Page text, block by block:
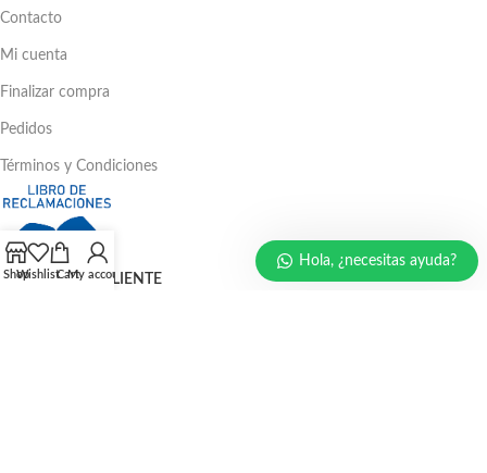
Contacto
Mi cuenta
Finalizar compra
Pedidos
Términos y Condiciones
ATENCIÓN AL CLIENTE
ShopWishlistCartMy account
Hola, ¿necesitas ayuda?